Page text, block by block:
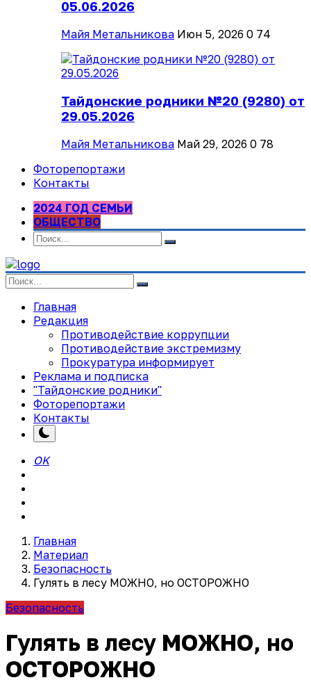
05.06.2026
Майя Метальникова Июн 5, 2026 0 74
Тайдонские родники №20 (9280) от
29.05.2026
Майя Метальникова Май 29, 2026 0 78
Фоторепортажи
Контакты
2024 ГОД СЕМЬИ
ОБЩЕСТВО
Главная
Редакция
Противодействие коррупции
Противодействие экстремизму
Прокуратура информирует
Реклама и подписка
"Тайдонские родники"
Фоторепортажи
Контакты
OK
Главная
Материал
Безопасность
Гулять в лесу МОЖНО, но ОСТОРОЖНО
Безопасность
Гулять в лесу МОЖНО, но
ОСТОРОЖНО